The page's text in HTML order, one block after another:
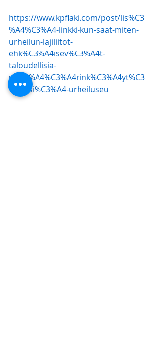
https://www.kpflaki.com/post/lis%C3
%A4%C3%A4-linkki-kun-saat-miten-
urheilun-lajiliitot-
ehk%C3%A4isev%C3%A4t-
taloudellisia-
v%C3%A4%C3%A4rink%C3%A4yt%C3
%B6ksi%C3%A4-urheiluseu